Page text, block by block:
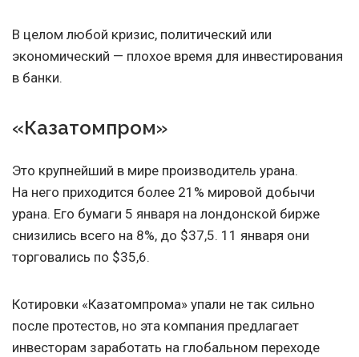
В целом любой кризис, политический или
экономический — плохое время для инвестирования
в банки.
«Казатомпром»
Это крупнейший в мире производитель урана.
На него приходится более 21% мировой добычи
урана. Его бумаги 5 января на лондонской бирже
снизились всего на 8%, до $37,5. 11 января они
торговались по $35,6.
Котировки «Казатомпрома» упали не так сильно
после протестов, но эта компания предлагает
инвесторам заработать на глобальном переходе